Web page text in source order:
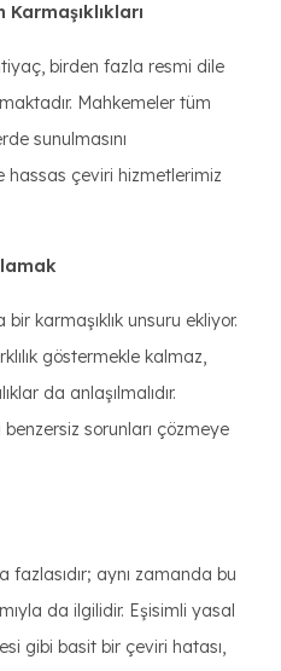
Karmaşıklıkları
birden fazla resmi dile
Mahkemeler tüm
sunulmasını
hassas çeviri hizmetlerimiz
karmaşıklık unsuru ekliyor.
göstermekle kalmaz,
da anlaşılmalıdır.
benzersiz sorunları çözmeye
fazlasıdır; aynı zamanda bu
da ilgilidir. Eşisimli yasal
gibi basit bir çeviri hatası,